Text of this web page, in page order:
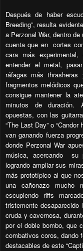
Después de haber
Breeding”, resulta
a Perzonal War, dentro
cuenta que en cortes
cara más experimental,
entender el metal,
ráfagas más
fragmentos melódicos
consigue mantener la
minutos de duración.
opuestas, con las
“The Last Day” o
van ganando fuerza
donde Perzonal War
música, acercando su
logrando ampliar sus
más prototípico al que
una cañonazo mucho
escupiendo riffs
tristemente
cruda y cavernosa,
por el doble bombo, que
combativos coros, dando
destacables de este